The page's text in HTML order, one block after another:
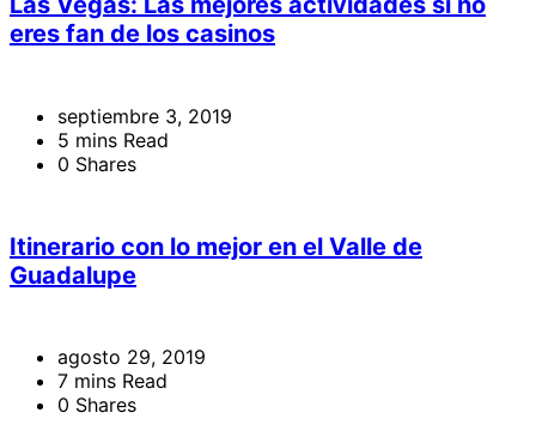
eres fan de los casinos
septiembre 3, 2019
5 mins Read
0 Shares
Itinerario con lo mejor en el Valle de
Guadalupe
agosto 29, 2019
7 mins Read
0 Shares